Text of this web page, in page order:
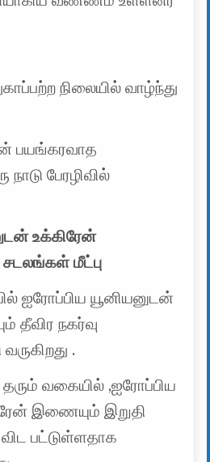
நிலையில் வாழ்ந்து
பயங்கரவாத
நாடு பேரழிவில்
உக்கிரேன்
மீட்பு
ஐரோப்பிய யூனியனுடன்
தீவிர நகர்வு
.
தரும் வகையில் ,ஐரோப்பிய
இணையும் இறுதி
விட பட்டுள்ளதாக